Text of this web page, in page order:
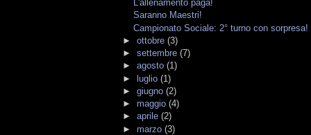
L'allenamento paga!
Saranno Maestri!
Campionato Sociale: 2° turno con sorpresa!
► ottobre (3)
► settembre (7)
► agosto (1)
► luglio (1)
► giugno (2)
► maggio (4)
► aprile (2)
► marzo (3)